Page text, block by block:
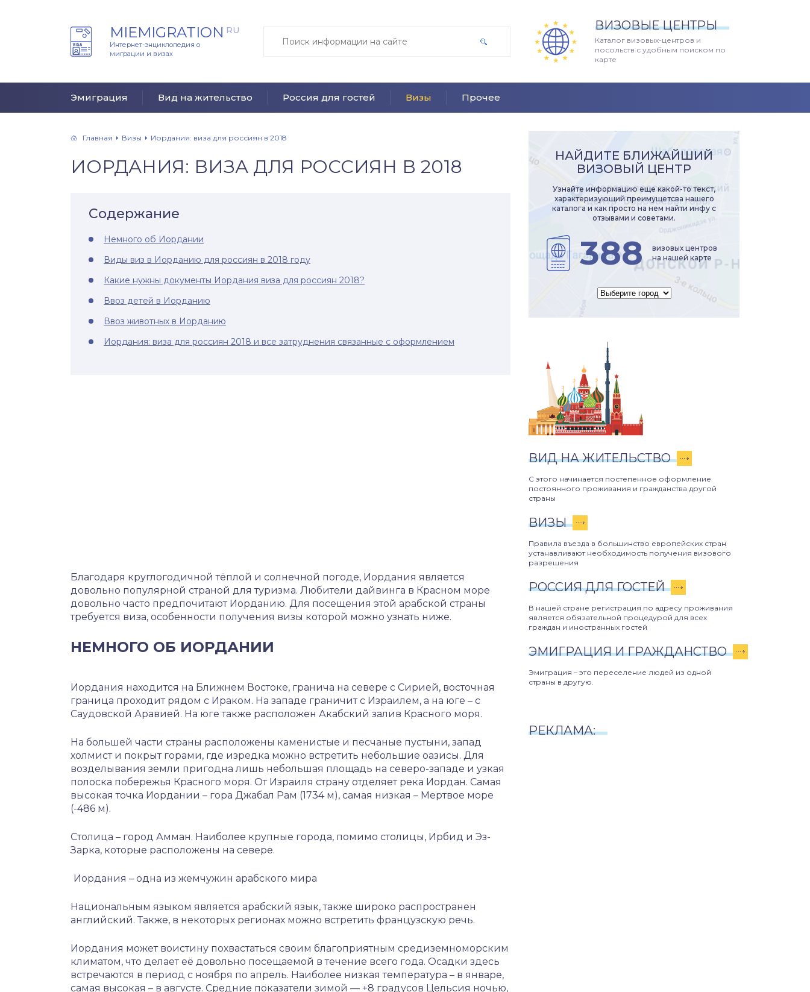
MIEMIGRATION RU
Интернет-энциклопедия о
миграции и визах
ВИЗОВЫЕ ЦЕНТРЫ
Каталог визовых-центров и
посольств с удобным поиском по
карте
Эмиграция Вид на жительство Россия для гостей Визы Прочее
Главная Визы Иордания: виза для россиян в 2018
ИОРДАНИЯ: ВИЗА ДЛЯ РОССИЯН В 2018
Содержание
Немного об Иордании
Виды виз в Иорданию для россиян в 2018 году
Какие нужны документы Иордания виза для россиян 2018?
Ввоз детей в Иорданию
Ввоз животных в Иорданию
Иордания: виза для россиян 2018 и все затруднения связанные с оформлением
Благодаря круглогодичной тёплой и солнечной погоде, Иордания является
довольно популярной страной для туризма. Любители дайвинга в Красном море
довольно часто предпочитают Иорданию. Для посещения этой арабской страны
требуется виза, особенности получения визы которой можно узнать ниже.
НЕМНОГО ОБ ИОРДАНИИ
Иордания находится на Ближнем Востоке, гранича на севере с Сирией, восточная
граница проходит рядом с Ираком. На западе граничит с Израилем, а на юге – с
Саудовской Аравией. На юге также расположен Акабский залив Красного моря.
На большей части страны расположены каменистые и песчаные пустыни, запад
холмист и покрыт горами, где изредка можно встретить небольшие оазисы. Для
возделывания земли пригодна лишь небольшая площадь на северо-западе и узкая
полоска побережья Красного моря. От Израиля страну отделяет река Иордан. Самая
высокая точка Иордании – гора Джабал Рам (1734 м), самая низкая – Мертвое море
(-486 м).
Столица – город Амман. Наиболее крупные города, помимо столицы, Ирбид и Эз-
Зарка, которые расположены на севере.
Иордания – одна из жемчужин арабского мира
Национальным языком является арабский язык, также широко распространен
английский. Также, в некоторых регионах можно встретить французскую речь.
Иордания может воистину похвастаться своим благоприятным средиземноморским
климатом, что делает её довольно посещаемой в течение всего года. Осадки здесь
встречаются в период с ноября по апрель. Наиболее низкая температура – в январе,
самая высокая – в августе. Средние показатели зимой — +8 градусов Цельсия ночью,
НАЙДИТЕ БЛИЖАЙШИЙ
ВИЗОВЫЙ ЦЕНТР
Узнайте информацию еще какой-то текст,
характеризующий преимущетсва нашего
каталога и как просто на нем найти инфу с
отзывами и советами.
388
визовых центров
на нашей карте
ВИД НА ЖИТЕЛЬСТВО
С этого начинается постепенное оформление
постоянного проживания и гражданства другой
страны
ВИЗЫ
Правила въезда в большинство европейских стран
устанавливают необходимость получения визового
разрешения
РОССИЯ ДЛЯ ГОСТЕЙ
В нашей стране регистрация по адресу проживания
является обязательной процедурой для всех
граждан и иностранных гостей
ЭМИГРАЦИЯ И ГРАЖДАНСТВО
Эмиграция – это переселение людей из одной
страны в другую.
РЕКЛАМА: